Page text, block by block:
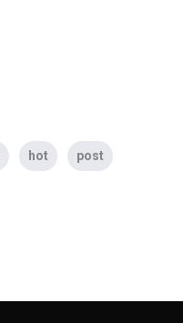
hot post